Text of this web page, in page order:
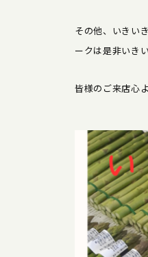
その他、いきい
ークは是非いき
皆様のご来店心